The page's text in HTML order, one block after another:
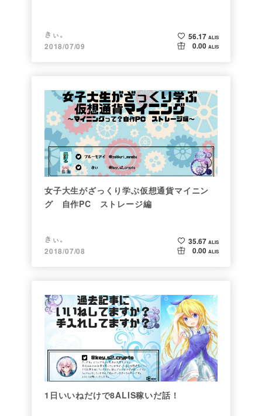
きぃ。
2018/07/09
56.17 ALIS
0.00 ALIS
女子大生がざっくり学ぶ仮想通貨マイニン
グ 自作PC ストレージ編
きぃ。
2018/07/08
35.67 ALIS
0.00 ALIS
1日いいねだけで8ALIS稼いだ話！